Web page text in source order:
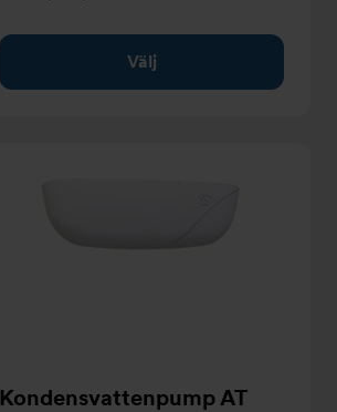
Välj
Kondensvattenpump AT